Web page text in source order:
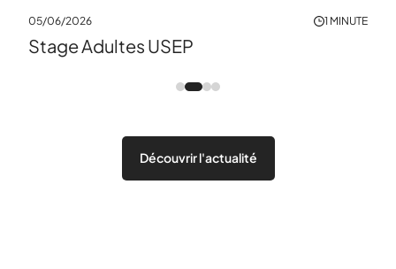
05/06/2026 1 MINUTE
Stage Adultes USEP
Découvrir l'actualité